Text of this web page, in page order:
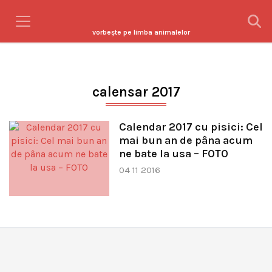
vorbeşte pe limba animalelor
calensar 2017
Calendar 2017 cu pisici: Cel
mai bun an de pâna acum
ne bate la usa – FOTO
04 11 2016